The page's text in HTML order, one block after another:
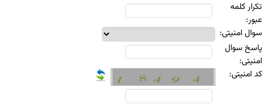
تکرار کلمه
عبور:
سوال امنيتی:
پاسخ سوال
امنيتی:
کد امنیتی: